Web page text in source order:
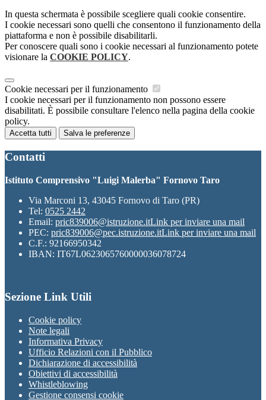
In questa schermata è possibile scegliere quali cookie consentire.
I cookie necessari sono quelli che consentono il funzionamento della
piattaforma e non è possibile disabilitarli.
Per conoscere quali sono i cookie necessari al funzionamento potete
visionare la COOKIE POLICY.
Cookie necessari per il funzionamento
I cookie necessari per il funzionamento non possono essere
disabilitati. È possibile consultare l'elenco nella pagina della cookie
policy.
Accetta tutti Salva le preferenze
Contatti
Istituto Comprensivo "Luigi Malerba" Fornovo Taro
Via Marconi 13, 43045 Fornovo di Taro (PR)
Tel: 0525 2442
Email: pric839006@istruzione.itLink per inviare una mail
PEC: pric839006@pec.istruzione.itLink per inviare una mail
C.F.: 92166950342
IBAN: IT67L0623065760000036078724
Sezione Link Utili
Cookie policy
Note legali
Informativa Privacy
Ufficio Relazioni con il Pubblico
Dichiarazione di accessibilità
Obiettivi di accessibilità
Whistleblowing
Gestione consensi cookie